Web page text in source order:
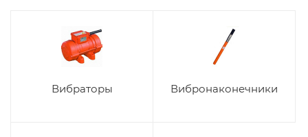
Вибраторы Вибронаконечники